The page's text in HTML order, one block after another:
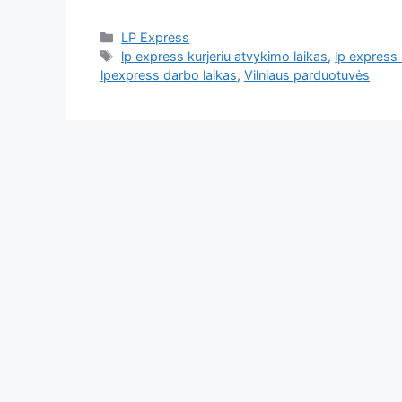
LP Express
lp express kurjeriu atvykimo laikas, lp express
lpexpress darbo laikas, Vilniaus parduotuvės